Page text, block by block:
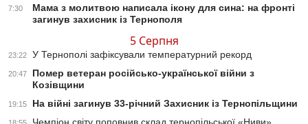
7:30
Мама з молитвою написала ікону для сина: на фронті
загинув захисник із Тернополя
5 Серпня
23:22 У Тернополі зафіксували температурний рекорд
20:47
Помер ветеран російсько-української війни з
Козівщини
19:15 На війні загинув 33-річний Захисник із Тернопільщини
Чемпіон світу поповнив склад тернопільської «Ниви»